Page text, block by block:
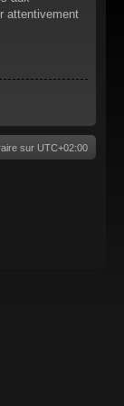
attentivement
sur UTC+02:00